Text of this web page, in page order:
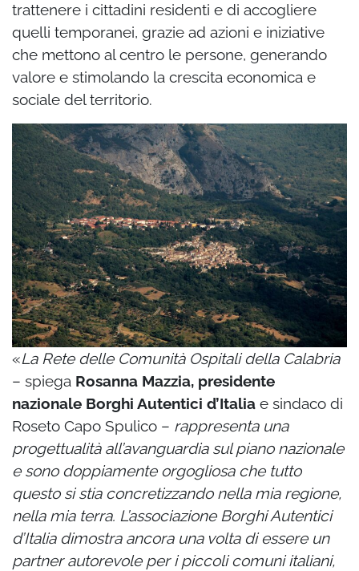
trattenere i cittadini residenti e di accogliere
quelli temporanei, grazie ad azioni e iniziative
che mettono al centro le persone, generando
valore e stimolando la crescita economica e
sociale del territorio.
«La Rete delle Comunità Ospitali della Calabria
– spiega Rosanna Mazzia, presidente
nazionale Borghi Autentici d’Italia e sindaco di
Roseto Capo Spulico – rappresenta una
progettualità all’avanguardia sul piano nazionale
e sono doppiamente orgogliosa che tutto
questo si stia concretizzando nella mia regione,
nella mia terra. L’associazione Borghi Autentici
d’Italia dimostra ancora una volta di essere un
partner autorevole per i piccoli comuni italiani,